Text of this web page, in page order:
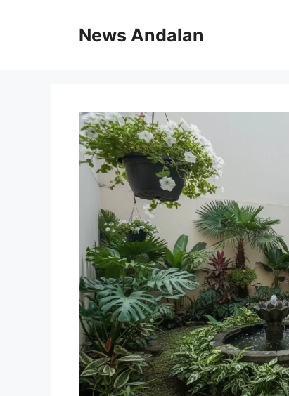
News Andalan